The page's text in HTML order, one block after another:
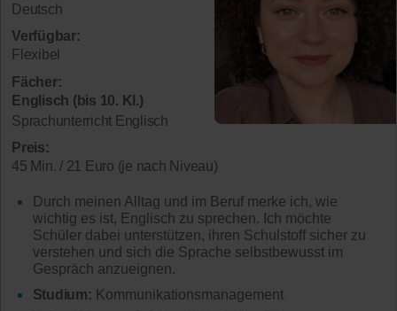
Deutsch
Verfügbar:
Flexibel
Fächer:
Englisch (bis 10. Kl.)
Sprachunterricht Englisch
Preis:
45 Min. / 21 Euro (je nach Niveau)
Durch meinen Alltag und im Beruf merke ich, wie
wichtig es ist, Englisch zu sprechen. Ich möchte
Schüler dabei unterstützen, ihren Schulstoff sicher zu
verstehen und sich die Sprache selbstbewusst im
Gespräch anzueignen.
Studium: Kommunikationsmanagement